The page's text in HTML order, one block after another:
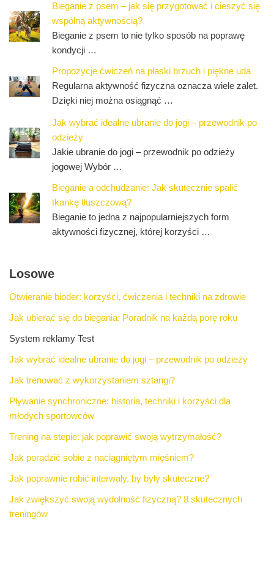
Bieganie z psem – jak się przygotować i cieszyć się
wspólną aktywnością?
Bieganie z psem to nie tylko sposób na poprawę
kondycji …
Propozycje ćwiczeń na płaski brzuch i piękne uda
Regularna aktywność fizyczna oznacza wiele zalet.
Dzięki niej można osiągnąć …
Jak wybrać idealne ubranie do jogi – przewodnik po
odzieży
Jakie ubranie do jogi – przewodnik po odzieży
jogowej Wybór …
Bieganie a odchudzanie: Jak skutecznie spalić
tkankę tłuszczową?
Bieganie to jedna z najpopularniejszych form
aktywności fizycznej, której korzyści …
Losowe
Otwieranie bioder: korzyści, ćwiczenia i techniki na zdrowie
Jak ubierać się do biegania: Poradnik na każdą porę roku
System reklamy Test
Jak wybrać idealne ubranie do jogi – przewodnik po odzieży
Jak trenować z wykorzystaniem sztangi?
Pływanie synchroniczne: historia, techniki i korzyści dla
młodych sportowców
Trening na stepie: jak poprawić swoją wytrzymałość?
Jak poradzić sobie z naciągniętym mięśniem?
Jak poprawnie robić interwały, by były skuteczne?
Jak zwiększyć swoją wydolność fizyczną? 8 skutecznych
treningów